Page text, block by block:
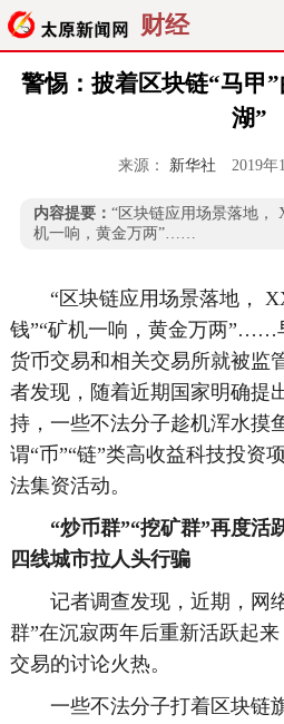
财经
警惕：披着区块链“马甲
湖”
来源： 新华社 2019年
内容提要：“区块链应用场景落地，
机一响，黄金万两”……
“区块链应用场景落地，
钱”“矿机一响，黄金万两”……
货币交易和相关交易所就被监
者发现，随着近期国家明确提
持，一些不法分子趁机浑水摸
谓“币”“链”类高收益科技投资
法集资活动。
“炒币群”“挖矿群”再度活
四线城市拉人头行骗
记者调查发现，近期，网络
群”在沉寂两年后重新活跃起
交易的讨论火热。
一些不法分子打着区块链